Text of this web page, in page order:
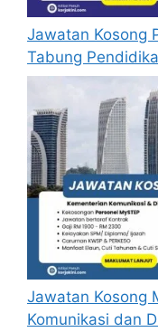
Jawatan Kosong
Tabung
Jawatan Kosong
Komunikasi dan